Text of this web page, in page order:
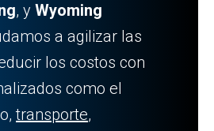
, y Wyoming
a agilizar las
los costos con
como el
transporte,